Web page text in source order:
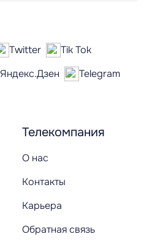
Телекомпания
О нас
Контакты
Карьера
Обратная связь
Twitter
Tik Tok
Яндекс.Дзен
Telegram